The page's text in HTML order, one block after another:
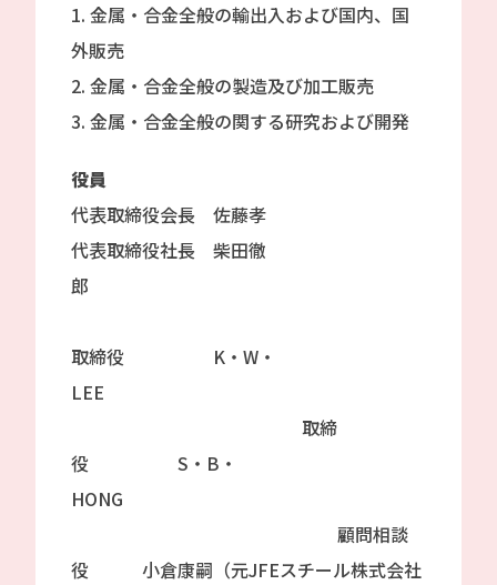
1. 金属・合金全般の輸出入および国内、国
外販売
2. 金属・合金全般の製造及び加工販売
3. 金属・合金全般の関する研究および開発
役員
代表取締役会長 佐藤孝
代表取締役社長 柴田徹
郎
取締役 K・W・
LEE
取締
役 S・B・
HONG
顧問相談
役 小倉康嗣（元JFEスチール株式会社